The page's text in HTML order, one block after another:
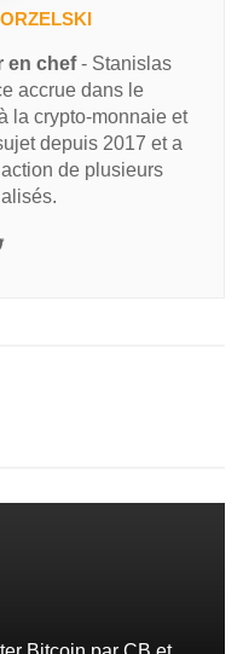
en chef- Stanislas
accrue dans le
la crypto-monnaie et
depuis 2017 et a
de plusieurs